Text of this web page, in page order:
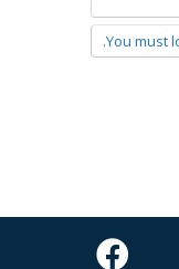
You must